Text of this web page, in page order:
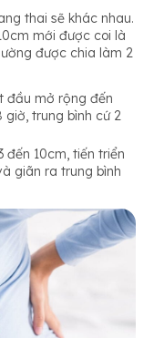
thai sẽ khác nhau.
mới được coi là
được chia làm 2
đầu mở rộng đến
giờ, trung bình cứ 2
đến 10cm, tiến triển
giãn ra trung bình